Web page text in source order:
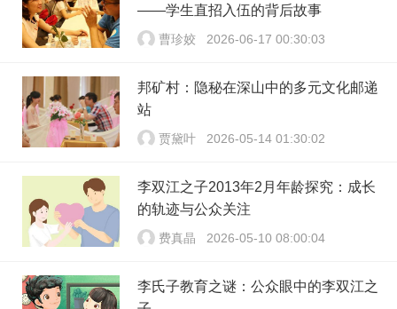
——学生直招入伍的背后故事
曹珍姣 2026-06-17 00:30:03
邦矿村：隐秘在深山中的多元文化邮递
站
贾黛叶 2026-05-14 01:30:02
李双江之子2013年2月年龄探究：成长
的轨迹与公众关注
费真晶 2026-05-10 08:00:04
李氏子教育之谜：公众眼中的李双江之